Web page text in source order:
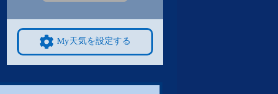
My天気を設定する